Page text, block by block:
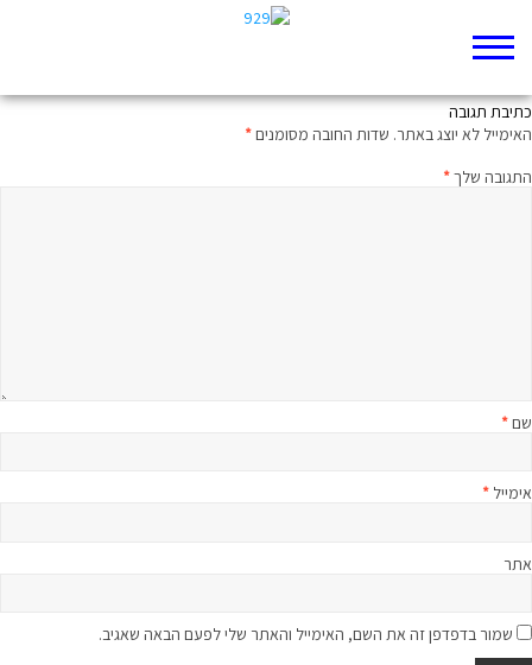
ממעמקים קראתיך: מיטיבי לכת למלכים ב פרק טז
כתיבת תגובה
האימייל לא יוצג באתר. שדות החובה מסומנים*
התגובה שלך*
שם*
אימייל *
אתר
שמור בדפדפן זה את השם, האימייל והאתר שלי לפעם הבאה שאגיב.